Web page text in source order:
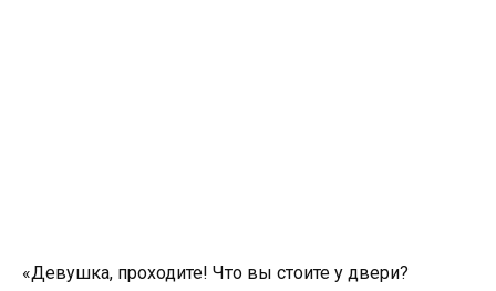
«Девушка, проходите! Что вы стоите у двери?